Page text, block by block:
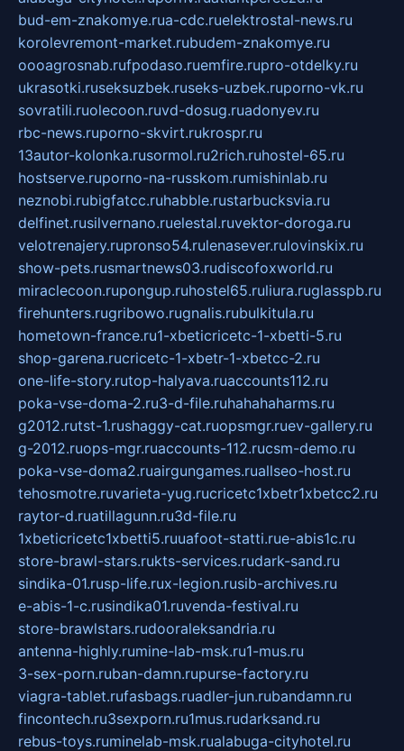
bud-em-znakomye.rua-cdc.ruelektrostal-news.ru
korolevremont-market.rubudem-znakomye.ru
oooagrosnab.rufpodaso.ruemfire.rupro-otdelky.ru
ukrasotki.ruseksuzbek.ruseks-uzbek.ruporno-vk.ru
sovratili.ruolecoon.ruvd-dosug.ruadonyev.ru
rbc-news.ruporno-skvirt.rukrospr.ru
13autor-kolonka.rusormol.ru2rich.ruhostel-65.ru
hostserve.ruporno-na-russkom.rumishinlab.ru
neznobi.rubigfatcc.ruhabble.rustarbucksvia.ru
delfinet.rusilvernano.ruelestal.ruvektor-doroga.ru
velotrenajery.rupronso54.rulenasever.rulovinskix.ru
show-pets.rusmartnews03.rudiscofoxworld.ru
miraclecoon.rupongup.ruhostel65.ruliura.ruglasspb.ru
firehunters.rugribowo.rugnalis.rubulkitula.ru
hometown-france.ru1-xbeticricetc-1-xbetti-5.ru
shop-garena.rucricetc-1-xbetr-1-xbetcc-2.ru
one-life-story.rutop-halyava.ruaccounts112.ru
poka-vse-doma-2.ru3-d-file.ruhahahaharms.ru
g2012.rutst-1.rushaggy-cat.ruopsmgr.ruev-gallery.ru
g-2012.ruops-mgr.ruaccounts-112.rucsm-demo.ru
poka-vse-doma2.ruairgungames.ruallseo-host.ru
tehosmotre.ruvarieta-yug.rucricetc1xbetr1xbetcc2.ru
raytor-d.ruatillagunn.ru3d-file.ru
1xbeticricetc1xbetti5.ruuafoot-statti.rue-abis1c.ru
store-brawl-stars.rukts-services.rudark-sand.ru
sindika-01.rusp-life.rux-legion.rusib-archives.ru
e-abis-1-c.rusindika01.ruvenda-festival.ru
store-brawlstars.rudooraleksandria.ru
antenna-highly.rumine-lab-msk.ru1-mus.ru
3-sex-porn.ruban-damn.rupurse-factory.ru
viagra-tablet.rufasbags.ruadler-jun.rubandamn.ru
fincontech.ru3sexporn.ru1mus.rudarksand.ru
rebus-toys.ruminelab-msk.rualabuga-cityhotel.ru